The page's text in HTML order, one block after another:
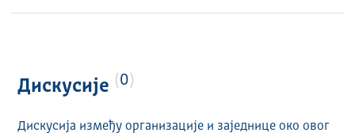
Дискусије 0
Дискусија између организације и заједнице око овог